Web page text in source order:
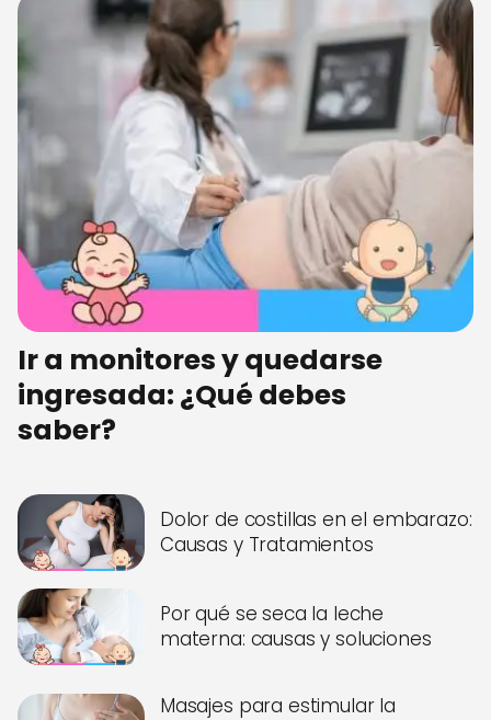
Ir a monitores y quedarse
ingresada: ¿Qué debes
saber?
Dolor de costillas en el embarazo:
Causas y Tratamientos
Por qué se seca la leche
materna: causas y soluciones
Masajes para estimular la